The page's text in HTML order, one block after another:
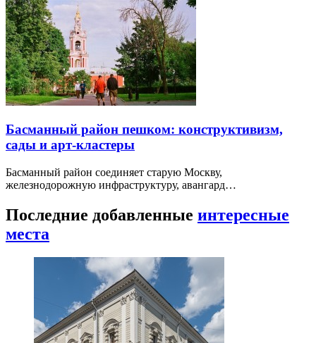
Басманный район пешком: конструктивизм,
сады и арт-кластеры
Басманный район соединяет старую Москву,
железнодорожную инфраструктуру, авангард…
Последние добавленные интересные
места